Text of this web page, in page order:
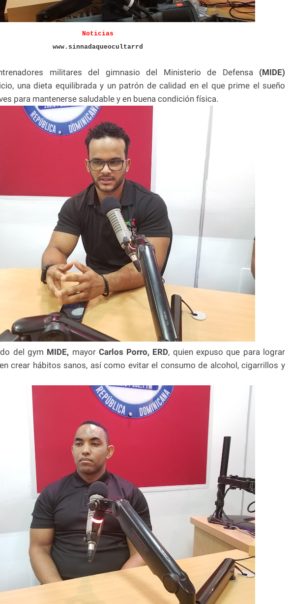
Noticias
www.sinnadaqueocultarrd
militares del gimnasio del Ministerio de Defensa (MIDE)
una dieta equilibrada y un patrón de calidad en el que prime el sueño
para mantenerse saludable y en buena condición física.
del gym MIDE, mayor Carlos Porro, ERD, quien expuso que para lograr
crear hábitos sanos, así como evitar el consumo de alcohol, cigarrillos y